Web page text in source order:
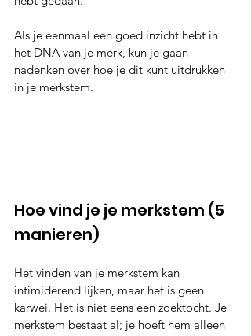
Als je eenmaal een goed inzicht hebt in
het DNA van je merk, kun je gaan
nadenken over hoe je dit kunt uitdrukken
in je merkstem.
Hoe vind je je merkstem (5
manieren)
Het vinden van je merkstem kan
intimiderend lijken, maar het is geen
karwei. Het is niet eens een zoektocht. Je
merkstem bestaat al; je hoeft hem alleen